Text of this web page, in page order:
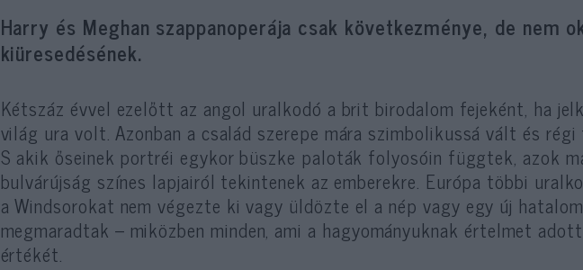
Harry és Meghan szappanoperája csak következménye, de nem
kiüresedésének.
Kétszáz évvel ezelőtt az angol uralkodó a brit birodalom fejeként, ha
világ ura volt. Azonban a család szerepe mára szimbolikussá vált és
S akik őseinek portréi egykor büszke paloták folyosóin függtek, azok
bulvárújság színes lapjairól tekintenek az emberekre. Európa többi
a Windsorokat nem végezte ki vagy üldözte el a nép vagy egy új
megmaradtak – miközben minden, ami a hagyományuknak értelmet
értékét.